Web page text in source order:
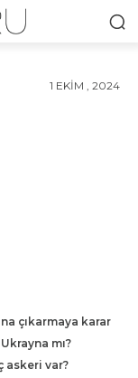
1 EKIM , 2024
çıkarmaya karar
mı?
askeri var?